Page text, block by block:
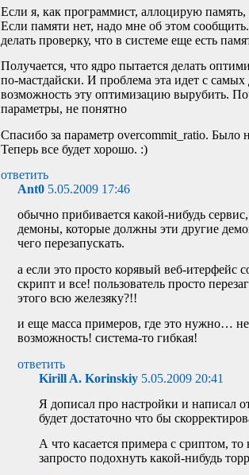
Если я, как программист, аллоцирую
Если памяти нет, надо мне об этом
делать проверку, что в системе еще есть
Получается, что ядро пытается делать
по-мастдайски. И проблема эта идет с
возможность эту оптимизацию вырубить.
параметры, не понятно
Спасибо за параметр overcommit_ratio. Было
Теперь все будет хорошо. :)
ответить
Ant0 5.05.2009 17:46
обычно прибивается какой-нибудь
демоны, которые должны эти другие
чего перезапускать.
а если это просто корявый веб-итерфейс
скрипт и все! пользователь просто
этого всю железяку?!!
и еще масса примеров, где это нужно…
возможность! система-то гибкая!
ответить
Kirill A. Korinskiy 5.05.2009 20:41
Я дописал про настройки и написал
будет достаточно что бы
А что касается примера с сриптом,
запросто подохнуть какой-нибудь